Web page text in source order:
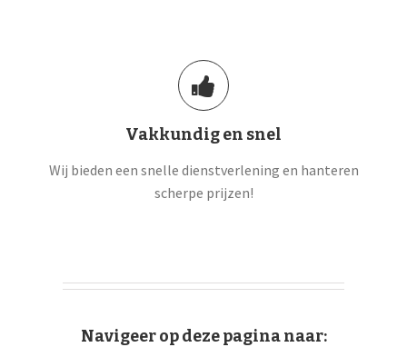
Vakkundig en snel
Wij bieden een snelle dienstverlening en hanteren
scherpe prijzen!
Navigeer op deze pagina naar: